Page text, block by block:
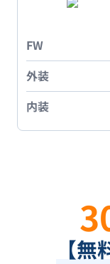
FW
外装
内装
【